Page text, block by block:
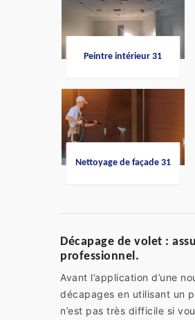
Peintre intérieur 31
Nettoyage de façade 31
Décapage de volet :
professionnel.
Avant l’application d’une
décapages en utilisant un
n’est pas très difficile si